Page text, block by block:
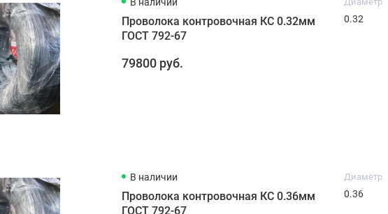
Проволока контровочная КС 0.32мм
ГОСТ 792-67
79800 руб.
0.32
В наличии
Проволока контровочная КС 0.36мм
ГОСТ 792-67
Диаметр
0.36